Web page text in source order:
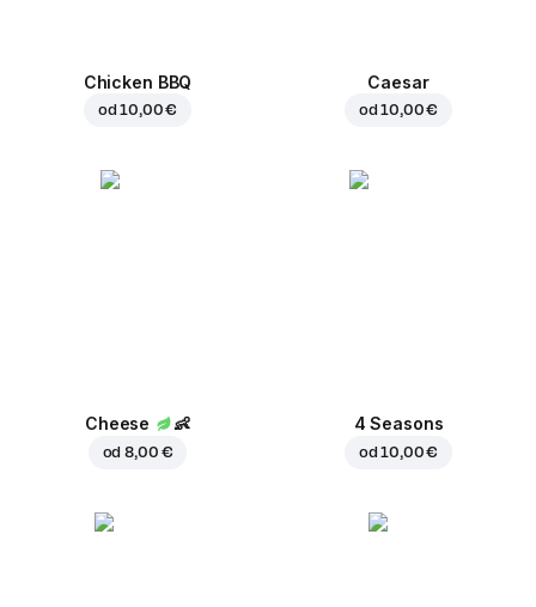
Chicken BBQ
od10,00 €
Caesar
od10,00 €
Cheese 👶
od8,00 €
4 Seasons
od10,00 €